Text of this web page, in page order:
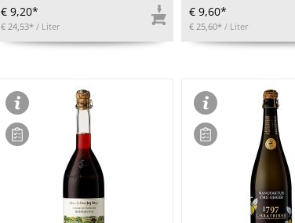
€ 9,20*
€ 24,53* / Liter
€ 9,60*
€ 25,60* / Liter